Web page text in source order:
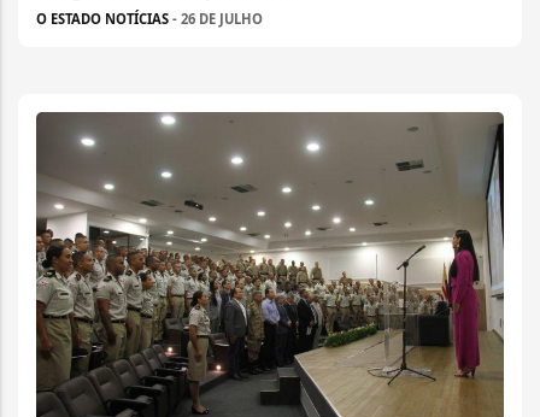
O ESTADO NOTÍCIAS - 26 DE JULHO